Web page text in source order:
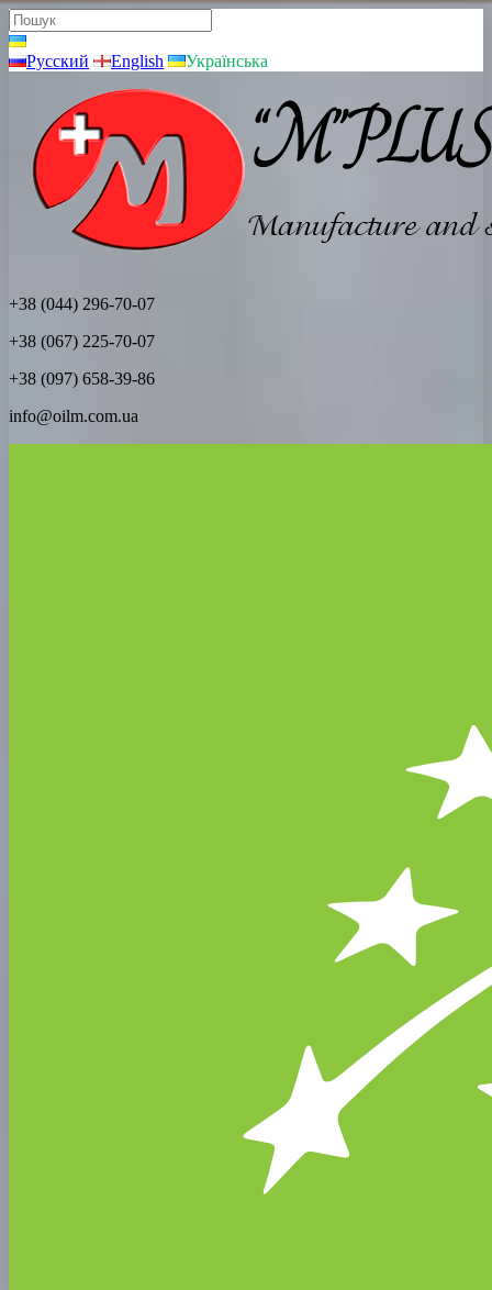
Русский English Українська
+38 (044) 296-70-07
+38 (067) 225-70-07
+38 (097) 658-39-86
info@oilm.com.ua